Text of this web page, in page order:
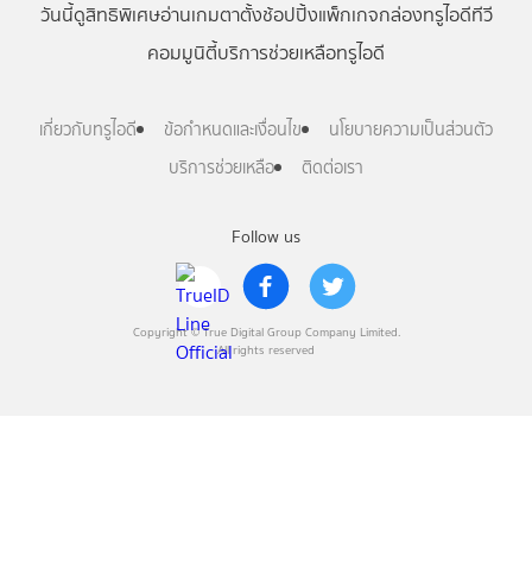
Follow us
Copyright © True Digital Group Company Limited.
All rights reserved
วันนี้ดูสิทธิพิเศษอ่านเกมตาตั้งช้อปปิ้งแพ็กเกจกล่องทรูไอดีทีวี
คอมมูนิตี้บริการช่วยเหลือทรูไอดี
เกี่ยวกับทรูไอดี ข้อกำหนดและเงื่อนไข
นโยบายความเป็นส่วนตัว
บริการช่วยเหลือ
ติดต่อเรา